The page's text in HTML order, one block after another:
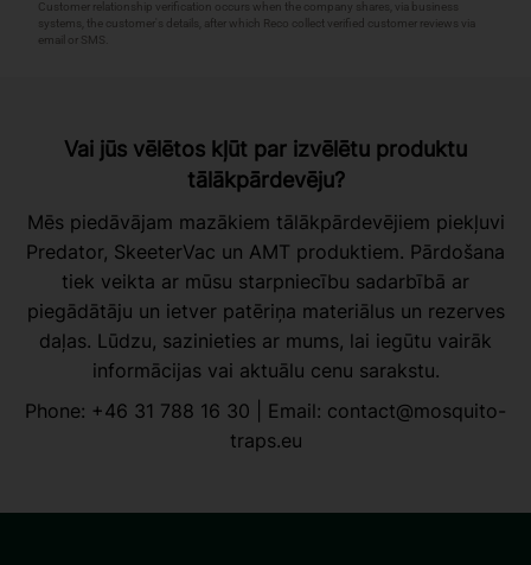
Vai jūs vēlētos kļūt par izvēlētu produktu
tālākpārdevēju?
Mēs piedāvājam mazākiem tālākpārdevējiem piekļuvi
Predator, SkeeterVac un AMT produktiem. Pārdošana
tiek veikta ar mūsu starpniecību sadarbībā ar
piegādātāju un ietver patēriņa materiālus un rezerves
daļas. Lūdzu, sazinieties ar mums, lai iegūtu vairāk
informācijas vai aktuālu cenu sarakstu.
Phone: +46 31 788 16 30 | Email: contact@mosquito-
traps.eu